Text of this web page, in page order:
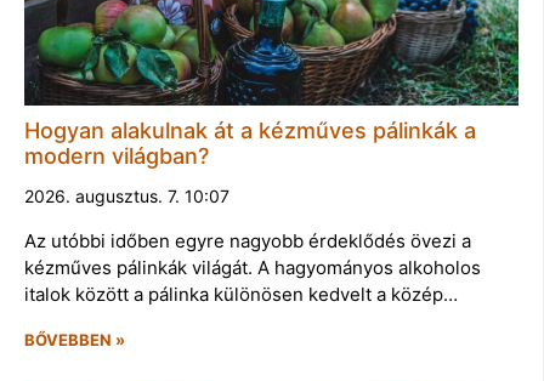
Hogyan alakulnak át a kézműves pálinkák a
modern világban?
2026. augusztus. 7. 10:07
Az utóbbi időben egyre nagyobb érdeklődés övezi a
kézműves pálinkák világát. A hagyományos alkoholos
italok között a pálinka különösen kedvelt a közép…
BŐVEBBEN »